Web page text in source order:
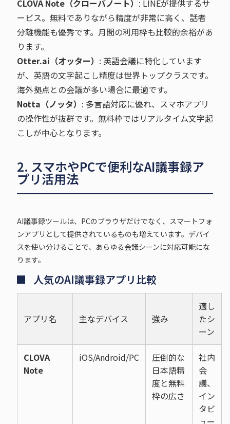
CLOVA Note（クローバノート） : LINEが提供するサ
ービス。無料でありながら精度が非常に高く、話者
分離機能も優秀です。月間の利用枠も比較的余裕があ
ります。
Otter.ai（オッター） : 英語会議に特化しています
が、英語の文字起こし精度は世界トップクラスです。
海外拠点との会議が多い場合に最適です。
Notta（ノッタ） : 多言語対応に優れ、スマホアプリ
の操作性が抜群です。無料枠ではリアルタイム文字起
こしが中心となります。
2. スマホやPCで便利なAI議事録ア
プリ活用法
AI議事録ツールは、PCのブラウザだけでなく、スマートフォ
ンアプリとして提供されているものも増えています。デバイ
スを使い分けることで、あらゆる会議シーンに対応可能にな
ります。
人気のAI議事録アプリ比較
アプリ名 主なデバイス 強み
適し
たシ
ーン
CLOVA
Note
iOS/Android/PC
圧倒的な
日本語精
度と無料
枠の広さ
社内
会
議、
イン
タビ
ュー